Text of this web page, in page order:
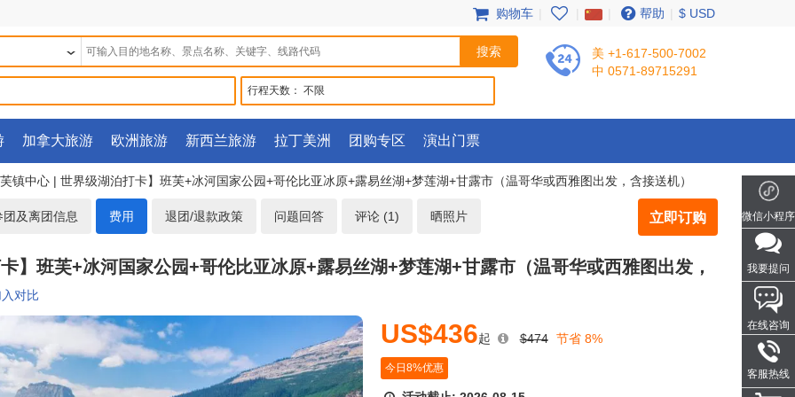
购物车 帮助 $ USD
行程天数： 不限
美 +1-617-500-7002
中 0571-89715291
加拿大旅游 欧洲旅游 新西兰旅游 拉丁美洲 团购专区 演出门票
镇中心 | 世界级湖泊打卡】班芙+冰河国家公园+哥伦比亚冰原+露易丝湖+梦莲湖+甘露市（温哥华或西雅图出发，含接送机）
团及离团信息 费用 退团/退款政策 问题回答 评论 (1) 晒照片 立即订购
】班芙+冰河国家公园+哥伦比亚冰原+露易丝湖+梦莲湖+甘露市（温哥华或西雅图出发，
对比
US$436起 $474 节省 8%
今日8%优惠
微信小程序
我要提问
在线咨询
客服热线